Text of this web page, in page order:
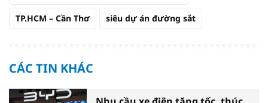
TP.HCM – Cần Thơ siêu dự án đường sắt
CÁC TIN KHÁC